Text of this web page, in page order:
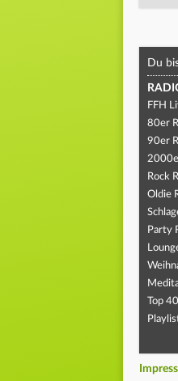
Du
FFH
80er
90er
Rock
Oldie
Party
Top 40